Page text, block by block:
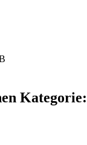
Kategorie: